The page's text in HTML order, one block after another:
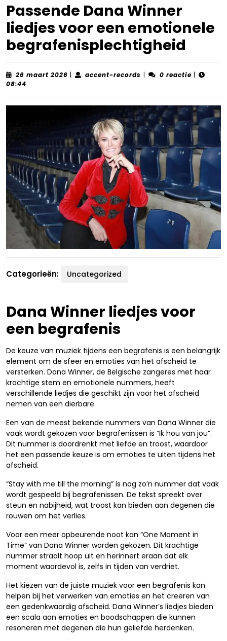
Passende Dana Winner
liedjes voor een emotionele
begrafenisplechtigheid
26 maart 2026 26
| accent-records accent-
| 0 reactie |
08:44
Categorieën: Uncategorized
Dana Winner liedjes voor
een begrafenis
De keuze van muziek tijdens een begrafenis is een belangrijk
element om de sfeer en emoties van het afscheid te
versterken. Dana Winner, de Belgische zangeres met haar
krachtige stem en emotionele nummers, heeft
verschillende liedjes die geschikt zijn voor het afscheid
nemen van een dierbare.
Een van de meest bekende nummers van Dana Winner die
vaak wordt gekozen voor begrafenissen is “Ik hou van jou”.
Dit nummer is doordrenkt met liefde en troost, waardoor
het een passende keuze is om emoties te uiten tijdens het
afscheid.
“Stay with me till the morning” is nog zo’n nummer dat vaak
wordt gespeeld bij begrafenissen. De tekst spreekt over
steun en nabijheid, wat troost kan bieden aan degenen die
rouwen om het verlies.
Voor een meer opbeurende noot kan “One Moment in
Time” van Dana Winner worden gekozen. Dit krachtige
nummer straalt hoop uit en herinnert eraan dat elk
moment waardevol is, zelfs in tijden van verdriet.
Het kiezen van de juiste muziek voor een begrafenis kan
helpen bij het verwerken van emoties en het creëren van
een gedenkwaardig afscheid. Dana Winner’s liedjes bieden
een scala aan emoties en boodschappen die kunnen
resoneren met degenen die hun geliefde herdenken.